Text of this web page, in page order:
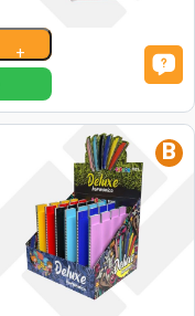
+
B